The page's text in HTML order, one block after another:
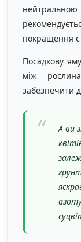
покращення
Посадкову
між
забезпечити
А ви